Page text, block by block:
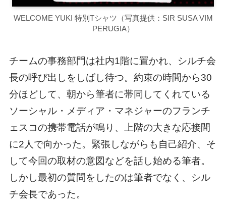
WELCOME YUKI 特別Tシャツ（写真提供：SIR SUSA VIM
PERUGIA）
チームの事務部門は社内1階に置かれ、シルチ会
長の呼び出しをしばし待つ。約束の時間から30
分ほどして、朝から筆者に帯同してくれている
ソーシャル・メディア・マネジャーのフランチ
ェスコの携帯電話が鳴り、上階の大きな応接間
に2人で向かった。緊張しながらも自己紹介、そ
して今回の取材の意図などを話し始める筆者。
しかし最初の質問をしたのは筆者でなく、シル
チ会長であった。